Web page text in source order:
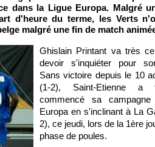
dans la Ligue Europa. Malgré
d'heure du terme, les Verts
malgré une fin de match
Ghislain Printant va très
devoir s'inquiéter pour
Sans victoire depuis le 10
(1-2), Saint-Etienne a
commencé sa
Europa en s'inclinant à La
2), ce jeudi, lors de la 1ère
phase de poules.